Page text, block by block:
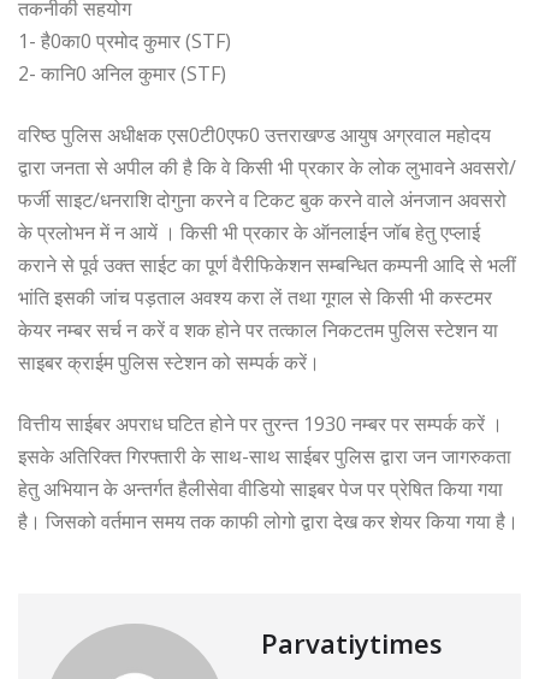
तकनीकी सहयोग
1- है0का0 प्रमोद कुमार (STF)
2- कानि0 अनिल कुमार (STF)
वरिष्ठ पुलिस अधीक्षक एस0टी0एफ0 उत्तराखण्ड आयुष अग्रवाल महोदय
द्वारा जनता से अपील की है कि वे किसी भी प्रकार के लोक लुभावने अवसरो/
फर्जी साइट/धनराशि दोगुना करने व टिकट बुक करने वाले अंनजान अवसरो
के प्रलोभन में न आयें । किसी भी प्रकार के ऑनलाईन जॉब हेतु एप्लाई
कराने से पूर्व उक्त साईट का पूर्ण वैरीफिकेशन सम्बन्धित कम्पनी आदि से भलीं
भांति इसकी जांच पड़ताल अवश्य करा लें तथा गूगल से किसी भी कस्टमर
केयर नम्बर सर्च न करें व शक होने पर तत्काल निकटतम पुलिस स्टेशन या
साइबर क्राईम पुलिस स्टेशन को सम्पर्क करें।
वित्तीय साईबर अपराध घटित होने पर तुरन्त 1930 नम्बर पर सम्पर्क करें ।
इसके अतिरिक्त गिरफ्तारी के साथ-साथ साईबर पुलिस द्वारा जन जागरुकता
हेतु अभियान के अन्तर्गत हैलीसेवा वीडियो साइबर पेज पर प्रेषित किया गया
है। जिसको वर्तमान समय तक काफी लोगो द्वारा देख कर शेयर किया गया है।
Parvatiytimes